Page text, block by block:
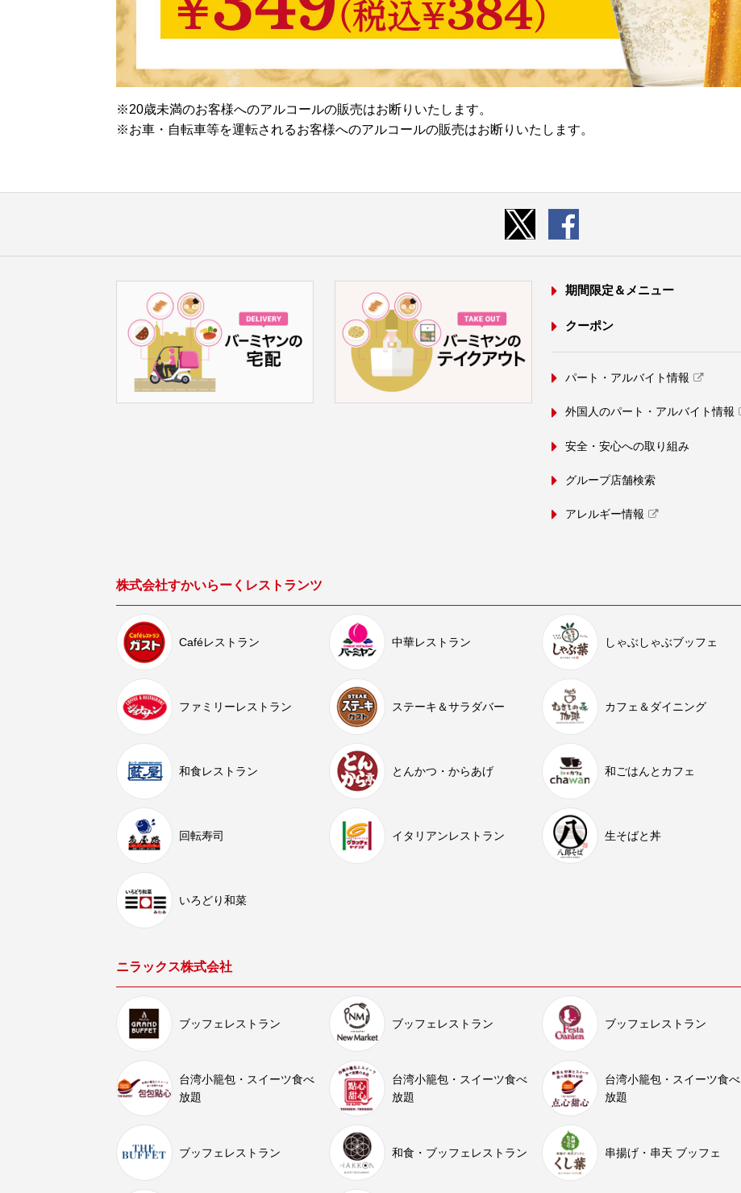
※20歳未満のお客様へのアルコールの販売はお断りいたします。
※お車・自転車等を運転されるお客様へのアルコールの販売はお断りいたします。
期間限定＆メニュー
クーポン
パート・アルバイト情報
外国人のパート・アルバイト情報
安全・安心への取り組み
グループ店舗検索
アレルギー情報
株式会社すかいらーくレストランツ
Caféレストラン 中華レストラン しゃぶしゃぶブッフェ
ファミリーレストラン ステーキ＆サラダバー カフェ＆ダイニング
和食レストラン とんかつ・からあげ 和ごはんとカフェ
回転寿司 イタリアンレストラン 生そばと丼
いろどり和菜
ニラックス株式会社
ブッフェレストラン ブッフェレストラン ブッフェレストラン
台湾小籠包・スイーツ食べ
放題
台湾小籠包・スイーツ食べ
放題
台湾小籠包・スイーツ食べ
放題
ブッフェレストラン 和食・ブッフェレストラン 串揚げ・串天 ブッフェ